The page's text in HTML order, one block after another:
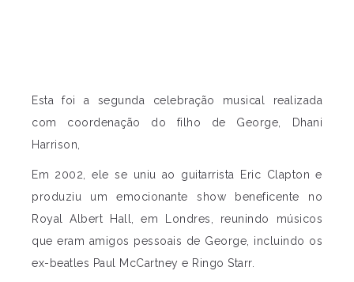
Esta foi a segunda celebração musical realizada
com coordenação do filho de George, Dhani
Harrison,
Em 2002, ele se uniu ao guitarrista Eric Clapton e
produziu um emocionante show beneficente no
Royal Albert Hall, em Londres, reunindo músicos
que eram amigos pessoais de George, incluindo os
ex-beatles Paul McCartney e Ringo Starr.